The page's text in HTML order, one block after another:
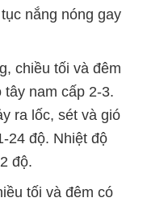
nắng nóng gay
chiều tối và đêm
nam cấp 2-3.
ra lốc, sét và gió
24 độ. Nhiệt độ
độ.
tối và đêm có